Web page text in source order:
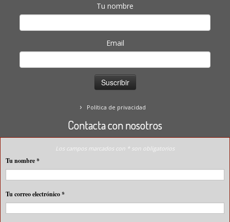
Tu nombre
Email
Política de privacidad
Contacta con nosotros
Los campos marcados con * son obligatorios
Tu nombre*
Tu correo electrónico*